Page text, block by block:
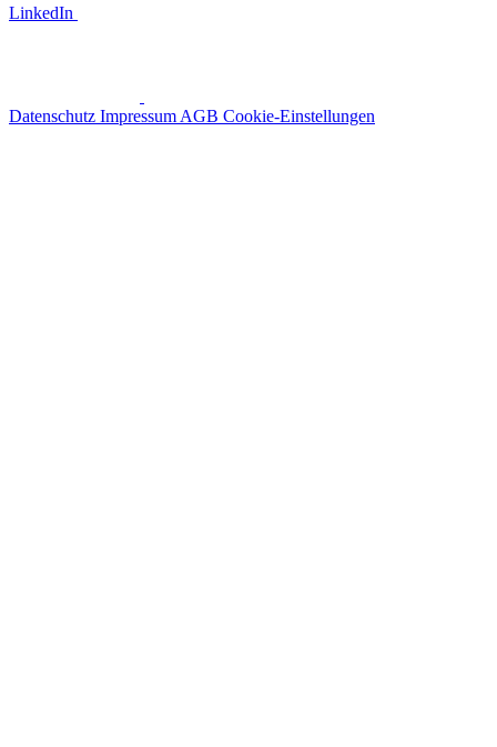
LinkedIn
Datenschutz Impressum AGB Cookie-Einstellungen